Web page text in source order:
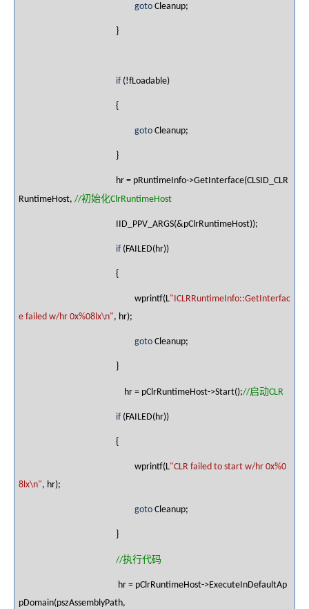
gotoCleanup;
}
if(!fLoadable)
{
gotoCleanup;
}
hr = pRuntimeInfo->GetInterface(CLSID_CLR
RuntimeHost, //初始化ClrRuntimeHost
IID_PPV_ARGS(&pClrRuntimeHost));
if(FAILED(hr))
{
wprintf(L"ICLRRuntimeInfo::GetInterfac
e failed w/hr 0x%08lx\n", hr);
gotoCleanup;
}
hr = pClrRuntimeHost->Start();//启动CLR
if(FAILED(hr))
{
wprintf(L"CLR failed to start w/hr 0x%0
8lx\n", hr);
gotoCleanup;
}
//执行代码
hr = pClrRuntimeHost->ExecuteInDefaultAp
pDomain(pszAssemblyPath,